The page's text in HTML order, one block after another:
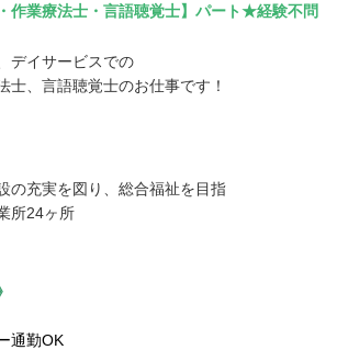
作業療法士・言語聴覚士】パート★経験不問
デイサービスでの
士、言語聴覚士のお仕事です！
の充実を図り、総合福祉を目指
所24ヶ所
通勤OK